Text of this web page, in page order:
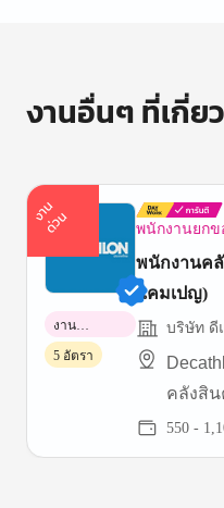
งานอื่นๆ ที่เกี่ย
ง
า
น
ด่
ว
น พนักงานยกข
พนักงานค
แคมเปญ)
บริษัท ดี
คลังสิน
(บางน
550 -
งาน
พาร์ทไทม์
5 อัตรา